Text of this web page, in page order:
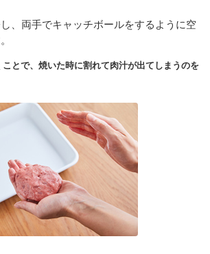
、両手でキャッチボールをするように空
ことで、焼いた時に割れて肉汁が出てしまうのを